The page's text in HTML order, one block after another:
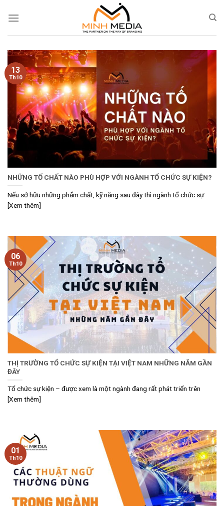
NHỮNG TỐ CHẤT NÀO PHÙ HỢP VỚI NGÀNH TỔ CHỨC SỰ KIỆN?
Nếu sở hữu những phẩm chất, kỹ năng sau đây thì ngành tổ chức sự
[Xem thêm]
13
Th10
THỊ TRƯỜNG TỔ CHỨC SỰ KIỆN TẠI VIỆT NAM NHỮNG NĂM GẦN
ĐÂY
Tổ chức sự kiện – được xem là một ngành đang rất phát triển trên
[Xem thêm]
06
Th10
01
Th10